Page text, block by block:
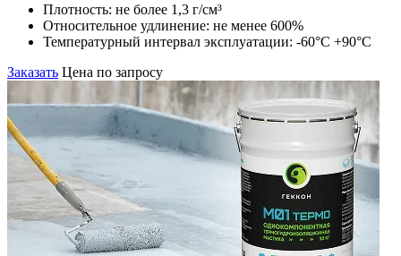
Плотность: не более 1,3 г/см³
Относительное удлинение: не менее 600%
Температурный интервал эксплуатации: -60°С +90°С
Заказать Цена по запросу